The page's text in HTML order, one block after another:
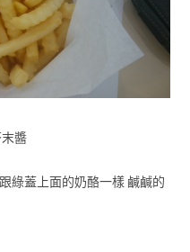
醬
綠蓋上面的奶酪一樣 鹹鹹的